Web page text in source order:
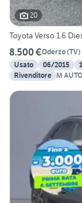
20
Toyota Verso 1.6
8.500 €Oderzo(TV)
Usato
06/2015
Rivenditore M